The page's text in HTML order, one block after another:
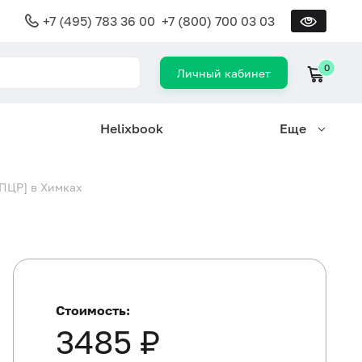
+7 (495) 783 36 00 +7 (800) 700 03 03
Личный кабинет 0
Helixbook Еще
в Химках
Стоимость:
3485 ₽